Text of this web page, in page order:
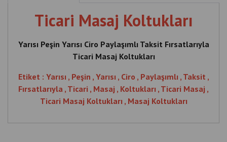
Ticari Masaj Koltukları
Yarısı Peşin Yarısı Ciro Paylaşımlı Taksit Fırsatlarıyla
Ticari Masaj Koltukları
Etiket : Yarısı , Peşin , Yarısı , Ciro , Paylaşımlı , Taksit ,
Fırsatlarıyla , Ticari , Masaj , Koltukları , Ticari Masaj ,
Ticari Masaj Koltukları , Masaj Koltukları